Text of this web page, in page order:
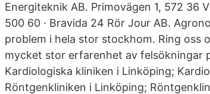
Energiteknik AB. Primovägen 1, 572 36
500 60 · Bravida 24 Rör Jour AB.
problem i hela stor stockhom. Ring oss
mycket stor erfarenhet av felsökningar
Kardiologiska kliniken i Linköping;
Röntgenkliniken i Linköping;